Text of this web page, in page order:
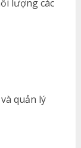
lượng các
quản lý